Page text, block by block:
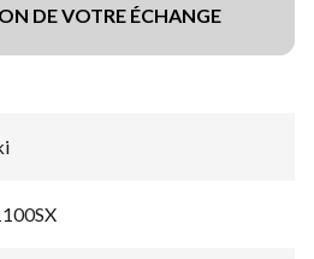
DE VOTRE ÉCHANGE